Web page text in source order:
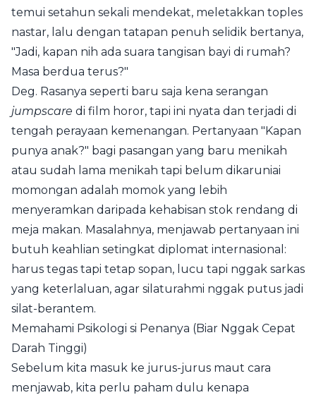
temui setahun sekali mendekat, meletakkan toples
nastar, lalu dengan tatapan penuh selidik bertanya,
"Jadi, kapan nih ada suara tangisan bayi di rumah?
Masa berdua terus?"
Deg. Rasanya seperti baru saja kena serangan
jumpscare di film horor, tapi ini nyata dan terjadi di
tengah perayaan kemenangan. Pertanyaan "Kapan
punya anak?" bagi pasangan yang baru menikah
atau sudah lama menikah tapi belum dikaruniai
momongan adalah momok yang lebih
menyeramkan daripada kehabisan stok rendang di
meja makan. Masalahnya, menjawab pertanyaan ini
butuh keahlian setingkat diplomat internasional:
harus tegas tapi tetap sopan, lucu tapi nggak sarkas
yang keterlaluan, agar silaturahmi nggak putus jadi
silat-berantem.
Memahami Psikologi si Penanya (Biar Nggak Cepat
Darah Tinggi)
Sebelum kita masuk ke jurus-jurus maut cara
menjawab, kita perlu paham dulu kenapa